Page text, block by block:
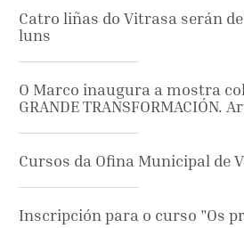
Catro liñas do Vitrasa serán
luns
O Marco inaugura a mostra
GRANDE TRANSFORMACIÓN.
Cursos da Ofina Municipal de
Inscripción para o curso "Os